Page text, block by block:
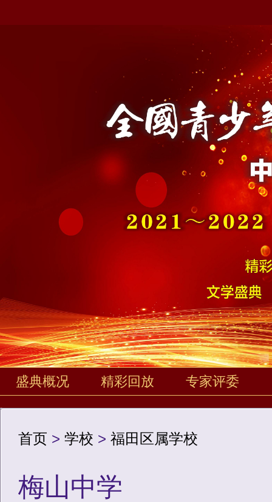
盛典概况 精彩回放 专家评委
首页 > 学校 > 福田区属学校
梅山中学